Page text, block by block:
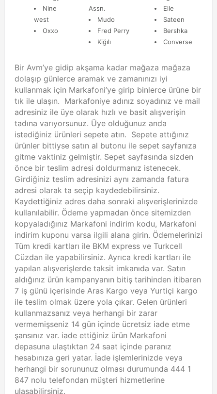
Nine
west
Oxxo
Assn.
Mudo
Fred Perry
Kiğılı
Elle
Sateen
Bershka
Converse
Bir Avm’ye gidip akşama kadar mağaza mağaza
dolaşıp günlerce aramak ve zamanınızı iyi
kullanmak için Markafoni’ye girip binlerce ürüne bir
tık ile ulaşın. Markafoniye adınız soyadınız ve mail
adresiniz ile üye olarak hızlı ve basit alışverişin
tadına varıyorsunuz. Üye olduğunuz anda
istediğiniz ürünleri sepete atın. Sepete attığınız
ürünler bittiyse satın al butonu ile sepet sayfanıza
gitme vaktiniz gelmiştir. Sepet sayfasında sizden
önce bir teslim adresi doldurmanız istenecek.
Girdiğiniz teslim adresinizi aynı zamanda fatura
adresi olarak ta seçip kaydedebilirsiniz.
Kaydettiğiniz adres daha sonraki alışverişlerinizde
kullanılabilir. Ödeme yapmadan önce sitemizden
kopyaladığınız Markafoni indirim kodu, Markafoni
indirim kuponu varsa ilgili alana girin. Ödemelerinizi
Tüm kredi kartları ile BKM express ve Turkcell
Cüzdan ile yapabilirsiniz. Ayrıca kredi kartları ile
yapılan alışverişlerde taksit imkanıda var. Satın
aldığınız ürün kampanyanın bitiş tarihinden itibaren
7 iş günü içerisinde Aras Kargo veya Yurtiçi kargo
ile teslim olmak üzere yola çıkar. Gelen ürünleri
kullanmazsanız veya herhangi bir zarar
vermemişseniz 14 gün içinde ücretsiz iade etme
şansınız var. iade ettiğiniz ürün Markafoni
depasuna ulaştıktan 24 saat içinde paranız
hesabınıza geri yatar. İade işlemlerinizde veya
herhangi bir sorununuz olması durumunda 444 1
847 nolu telefondan müşteri hizmetlerine
ulaşabilirsiniz.